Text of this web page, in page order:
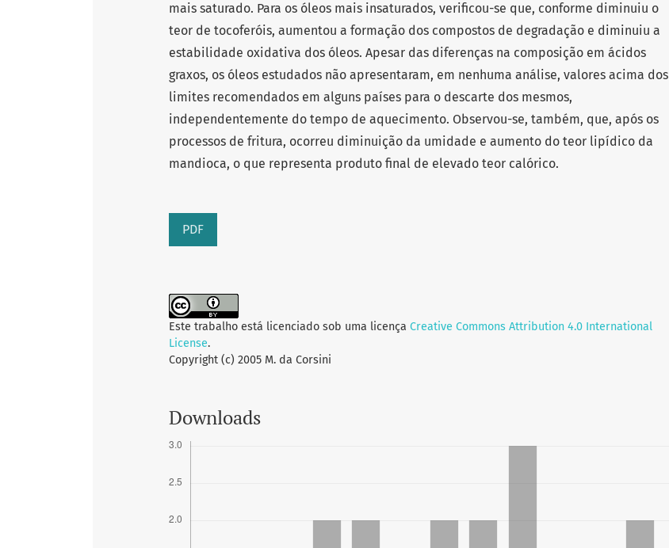
mais saturado. Para os óleos mais insaturados, verificou-se que, conforme diminuiu o
teor de tocoferóis, aumentou a formação dos compostos de degradação e diminuiu a
estabilidade oxidativa dos óleos. Apesar das diferenças na composição em ácidos
graxos, os óleos estudados não apresentaram, em nenhuma análise, valores acima dos
limites recomendados em alguns países para o descarte dos mesmos,
independentemente do tempo de aquecimento. Observou-se, também, que, após os
processos de fritura, ocorreu diminuição da umidade e aumento do teor lipídico da
mandioca, o que representa produto final de elevado teor calórico.
PDF
Este trabalho está licenciado sob uma licença Creative Commons Attribution 4.0 International
License.
Copyright (c) 2005 M. da Corsini
Downloads